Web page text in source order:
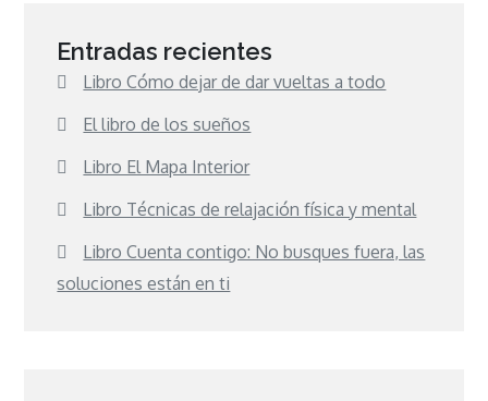
Entradas recientes
Libro Cómo dejar de dar vueltas a todo
El libro de los sueños
Libro El Mapa Interior
Libro Técnicas de relajación física y mental
Libro Cuenta contigo: No busques fuera, las
soluciones están en ti